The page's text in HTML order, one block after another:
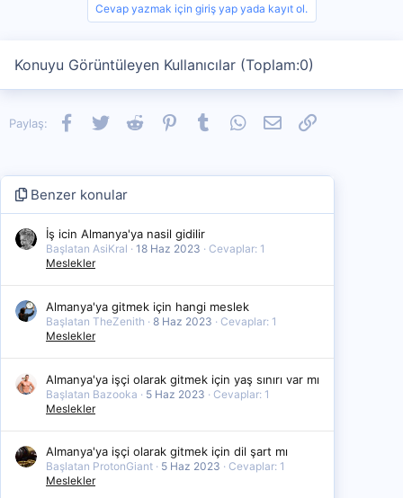
Cevap yazmak için giriş yap yada kayıt ol.
Konuyu Görüntüleyen Kullanıcılar (Toplam:0)
Paylaş: Facebook
TwitterReddit PinterestTumblrWhatsApp
E-postaLink
Benzer konular
İş icin Almanya'ya nasil gidilir
Başlatan AsiKral 18 Haz 2023
Cevaplar: 1
Meslekler
Almanya'ya gitmek için hangi meslek
Başlatan TheZenith 8 Haz 2023
Cevaplar: 1
Meslekler
Almanya'ya işçi olarak gitmek için yaş sınırı var mı
Başlatan Bazooka 5 Haz 2023
Cevaplar: 1
Meslekler
Almanya'ya işçi olarak gitmek için dil şart mı
Başlatan ProtonGiant 5 Haz 2023
Cevaplar: 1
Meslekler